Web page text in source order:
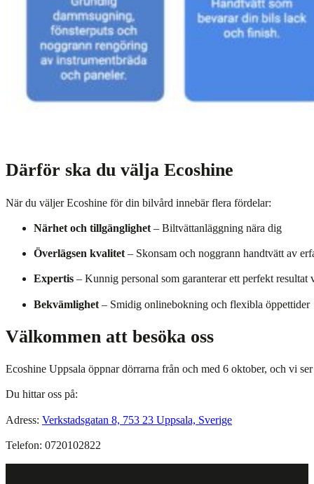
Därför ska du välja Ecoshine
När du väljer Ecoshine för din bilvård innebär flera fördelar:
Närhet och tillgänglighet– Biltvättanläggning nära dig
Överlägsen kvalitet– Skonsam och noggrann handtvätt av
Expertis – Kunnig personal som garanterar ett perfekt resultat
Bekvämlighet – Smidig onlinebokning och flexibla öppettider
Välkommen att besöka oss
Ecoshine Uppsala öppnar dörrarna från och med 6 oktober, och vi
Du hittar oss på:
Adress: Verkstadsgatan 8, 753 23 Uppsala, Sverige
Telefon: 0720102822